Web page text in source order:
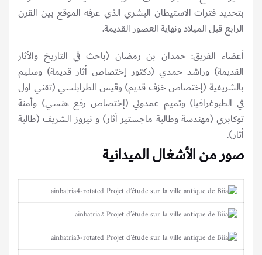
بتحديد فترات الاستيطان البشري الذي عرفه الموقع بين القرن
الرابع قبل الميلاد ونهاية العصور القديمة.
أعضاء الفريق: حمدان بن رمضان (باحث في التاريخ والأثار
القديمة) وراشد حمدي (دكتور إختصاص أثار قديمة) وسليم
بالشريفية (إختصاص خزف قديم) وقيس الطرابلسي (تقني اول
في الطبوغرافيا) وتميم عمدوني (إختصاص رفع هنسي) وأمنة
توكابري (مهندسة وطالبة ماجستير أثار) و نيروز الشريف (طالبة
أثار).
صور من الأشغال الميدانية